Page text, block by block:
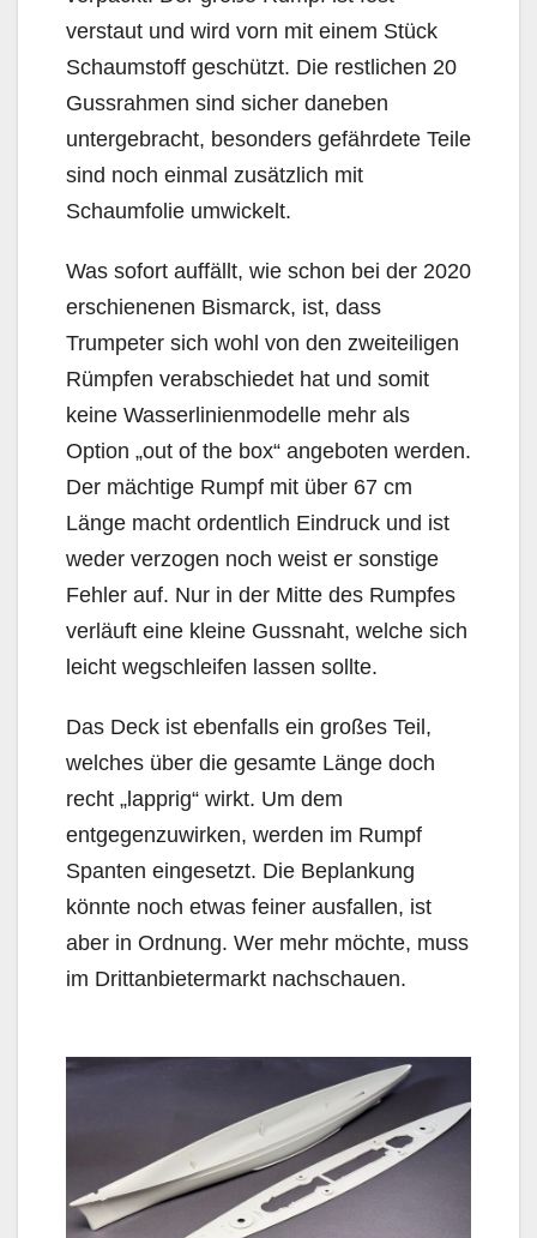
verstaut und wird vorn mit einem Stück
Schaumstoff geschützt. Die restlichen 20
Gussrahmen sind sicher daneben
untergebracht, besonders gefährdete Teile
sind noch einmal zusätzlich mit
Schaumfolie umwickelt.
Was sofort auffällt, wie schon bei der 2020
erschienenen Bismarck, ist, dass
Trumpeter sich wohl von den zweiteiligen
Rümpfen verabschiedet hat und somit
keine Wasserlinienmodelle mehr als
Option „out of the box“ angeboten werden.
Der mächtige Rumpf mit über 67 cm
Länge macht ordentlich Eindruck und ist
weder verzogen noch weist er sonstige
Fehler auf. Nur in der Mitte des Rumpfes
verläuft eine kleine Gussnaht, welche sich
leicht wegschleifen lassen sollte.
Das Deck ist ebenfalls ein großes Teil,
welches über die gesamte Länge doch
recht „lapprig“ wirkt. Um dem
entgegenzuwirken, werden im Rumpf
Spanten eingesetzt. Die Beplankung
könnte noch etwas feiner ausfallen, ist
aber in Ordnung. Wer mehr möchte, muss
im Drittanbietermarkt nachschauen.